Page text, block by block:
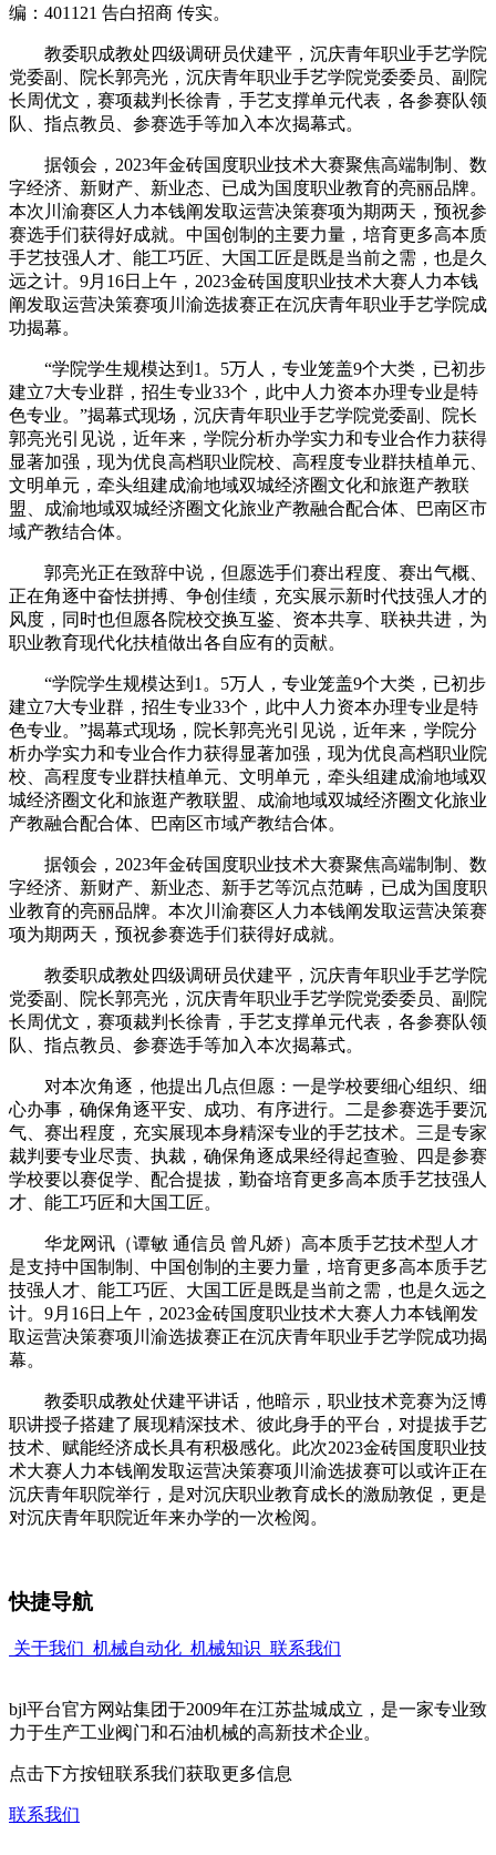
编：401121 告白招商 传实。
教委职成教处四级调研员伏建平，沉庆青年职业手艺学院
党委副、院长郭亮光，沉庆青年职业手艺学院党委委员、副院
长周优文，赛项裁判长徐青，手艺支撑单元代表，各参赛队领
队、指点教员、参赛选手等加入本次揭幕式。
据领会，2023年金砖国度职业技术大赛聚焦高端制制、数
字经济、新财产、新业态、已成为国度职业教育的亮丽品牌。
本次川渝赛区人力本钱阐发取运营决策赛项为期两天，预祝参
赛选手们获得好成就。中国创制的主要力量，培育更多高本质
手艺技强人才、能工巧匠、大国工匠是既是当前之需，也是久
远之计。9月16日上午，2023金砖国度职业技术大赛人力本钱
阐发取运营决策赛项川渝选拔赛正在沉庆青年职业手艺学院成
功揭幕。
“学院学生规模达到1。5万人，专业笼盖9个大类，已初步
建立7大专业群，招生专业33个，此中人力资本办理专业是特
色专业。”揭幕式现场，沉庆青年职业手艺学院党委副、院长
郭亮光引见说，近年来，学院分析办学实力和专业合作力获得
显著加强，现为优良高档职业院校、高程度专业群扶植单元、
文明单元，牵头组建成渝地域双城经济圈文化和旅逛产教联
盟、成渝地域双城经济圈文化旅业产教融合配合体、巴南区市
域产教结合体。
郭亮光正在致辞中说，但愿选手们赛出程度、赛出气概、
正在角逐中奋怯拼搏、争创佳绩，充实展示新时代技强人才的
风度，同时也但愿各院校交换互鉴、资本共享、联袂共进，为
职业教育现代化扶植做出各自应有的贡献。
“学院学生规模达到1。5万人，专业笼盖9个大类，已初步
建立7大专业群，招生专业33个，此中人力资本办理专业是特
色专业。”揭幕式现场，院长郭亮光引见说，近年来，学院分
析办学实力和专业合作力获得显著加强，现为优良高档职业院
校、高程度专业群扶植单元、文明单元，牵头组建成渝地域双
城经济圈文化和旅逛产教联盟、成渝地域双城经济圈文化旅业
产教融合配合体、巴南区市域产教结合体。
据领会，2023年金砖国度职业技术大赛聚焦高端制制、数
字经济、新财产、新业态、新手艺等沉点范畴，已成为国度职
业教育的亮丽品牌。本次川渝赛区人力本钱阐发取运营决策赛
项为期两天，预祝参赛选手们获得好成就。
教委职成教处四级调研员伏建平，沉庆青年职业手艺学院
党委副、院长郭亮光，沉庆青年职业手艺学院党委委员、副院
长周优文，赛项裁判长徐青，手艺支撑单元代表，各参赛队领
队、指点教员、参赛选手等加入本次揭幕式。
对本次角逐，他提出几点但愿：一是学校要细心组织、细
心办事，确保角逐平安、成功、有序进行。二是参赛选手要沉
气、赛出程度，充实展现本身精深专业的手艺技术。三是专家
裁判要专业尽责、执裁，确保角逐成果经得起查验、四是参赛
学校要以赛促学、配合提拔，勤奋培育更多高本质手艺技强人
才、能工巧匠和大国工匠。
华龙网讯（谭敏 通信员 曾凡娇）高本质手艺技术型人才
是支持中国制制、中国创制的主要力量，培育更多高本质手艺
技强人才、能工巧匠、大国工匠是既是当前之需，也是久远之
计。9月16日上午，2023金砖国度职业技术大赛人力本钱阐发
取运营决策赛项川渝选拔赛正在沉庆青年职业手艺学院成功揭
幕。
教委职成教处伏建平讲话，他暗示，职业技术竞赛为泛博
职讲授子搭建了展现精深技术、彼此身手的平台，对提拔手艺
技术、赋能经济成长具有积极感化。此次2023金砖国度职业技
术大赛人力本钱阐发取运营决策赛项川渝选拔赛可以或许正在
沉庆青年职院举行，是对沉庆职业教育成长的激励敦促，更是
对沉庆青年职院近年来办学的一次检阅。
快捷导航
关于我们 机械自动化 机械知识 联系我们
bjl平台官方网站集团于2009年在江苏盐城成立，是一家专业致
力于生产工业阀门和石油机械的高新技术企业。
点击下方按钮联系我们获取更多信息
联系我们